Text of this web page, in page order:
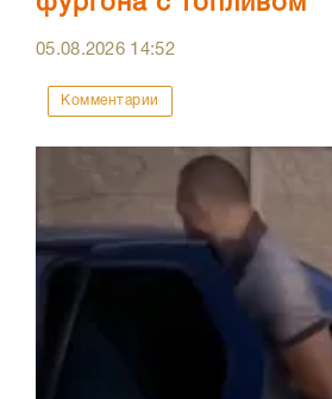
05.08.2026 14:52
Комментарии